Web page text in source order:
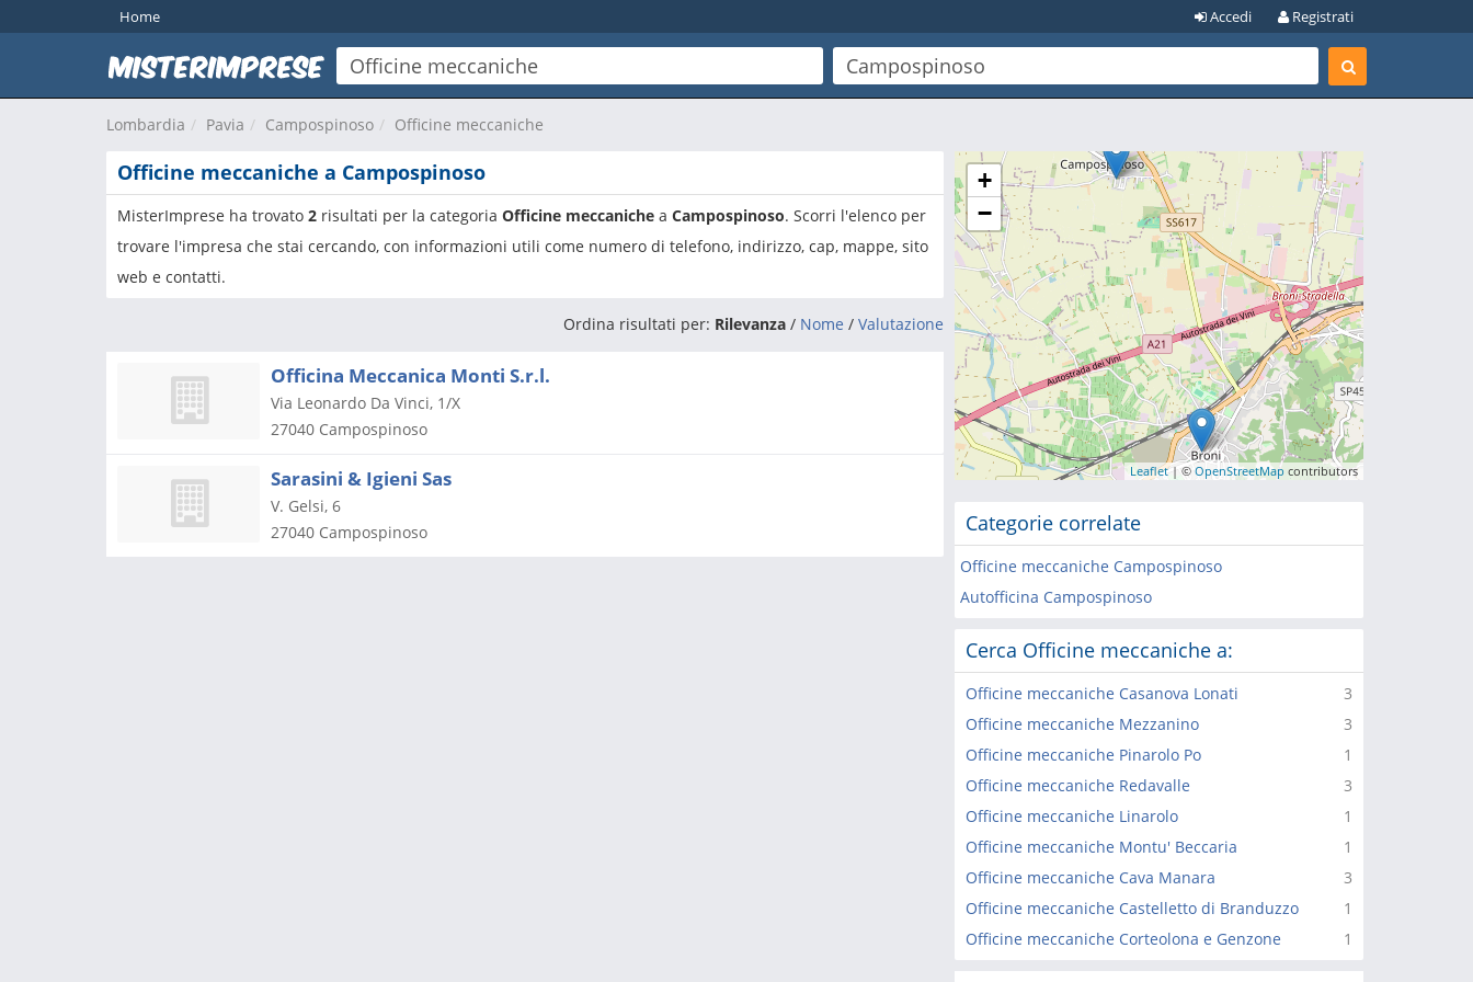
Home Registrati
Accedi
Lombardia Pavia Campospinoso Officine meccaniche
Officine meccaniche a Campospinoso
MisterImprese ha trovato 2 risultati per la categoria Officine meccaniche a Campospinoso. Scorri l'elenco per
trovare l'impresa che stai cercando, con informazioni utili come numero di telefono, indirizzo, cap, mappe, sito
web e contatti.
Ordina risultati per: Rilevanza / Nome / Valutazione
Officina Meccanica Monti S.r.l.
Via Leonardo Da Vinci, 1/X
27040 Campospinoso
Sarasini & Igieni Sas
V. Gelsi, 6
27040 Campospinoso
+
−
Leaflet| ©OpenStreetMap contributors
Categorie correlate
Officine meccaniche Campospinoso
Autofficina Campospinoso
Cerca Officine meccaniche a:
3
Officine meccaniche Casanova Lonati
3
Officine meccaniche Mezzanino
1
Officine meccaniche Pinarolo Po
3
Officine meccaniche Redavalle
1
Officine meccaniche Linarolo
1
Officine meccaniche Montu' Beccaria
3
Officine meccaniche Cava Manara
1
Officine meccaniche Castelletto di Branduzzo
1
Officine meccaniche Corteolona e Genzone